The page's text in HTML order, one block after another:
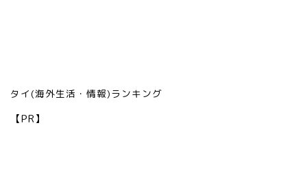
タイ(海外生活・情報)ランキング
【PR】